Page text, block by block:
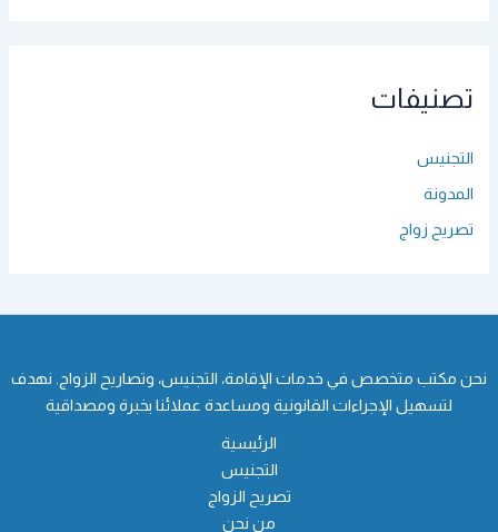
تصنيفات
التجنيس
المدونة
تصريح زواج
نحن مكتب متخصص في خدمات الإقامة، التجنيس، وتصاريح الزواج. نهدف
لتسهيل الإجراءات القانونية ومساعدة عملائنا بخبرة ومصداقية
الرئيسية
التجنيس
تصريح الزواج
من نحن